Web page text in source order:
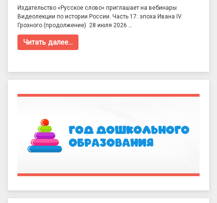
Издательство «Русское слово» приглашает на вебинары
Видеолекции по истории России. Часть 17: эпоха Ивана IV
Грозного (продолжение) 28 июля 2026 …
Читать далее…